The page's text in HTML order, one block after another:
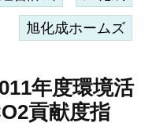
旭化成ホームズ
年度環境活
貢献度指